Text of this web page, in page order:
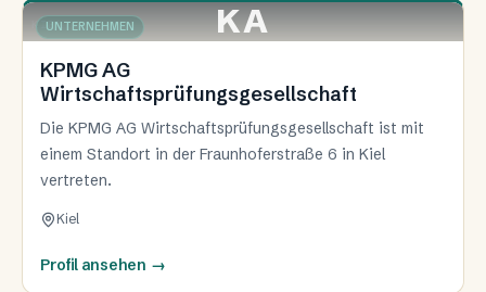
KA
KIEL
UNTERNEHMEN
KPMG AG
Wirtschaftsprüfungsgesellschaft
Die KPMG AG Wirtschaftsprüfungsgesellschaft ist mit
einem Standort in der Fraunhoferstraße 6 in Kiel
vertreten.
Kiel
Profil ansehen →